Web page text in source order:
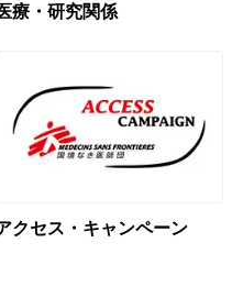
療・研究関係
クセス・キャンペーン